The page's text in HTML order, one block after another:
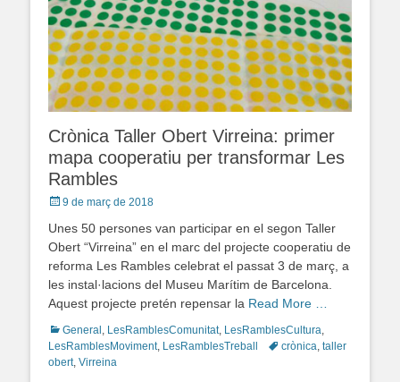
Crònica Taller Obert Virreina: primer
mapa cooperatiu per transformar Les
Rambles
Posted
9 de març de 2018
Unes 50 persones van participar en el segon Taller
Obert “Virreina” en el marc del projecte cooperatiu de
reforma Les Rambles celebrat el passat 3 de març, a
les instal·lacions del Museu Marítim de Barcelona.
Aquest projecte pretén repensar la Read More …
Categories
General LesRamblesComunitat, LesRamblesCultura
LesRamblesMoviment, LesRamblesTreball Tagscrònica taller
obert, Virreina